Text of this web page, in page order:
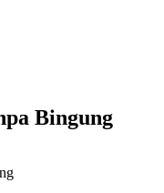
Bingung